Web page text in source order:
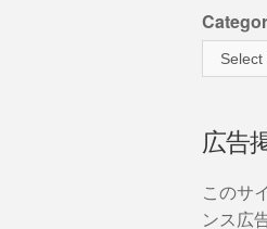
広告
このサ
ンス広